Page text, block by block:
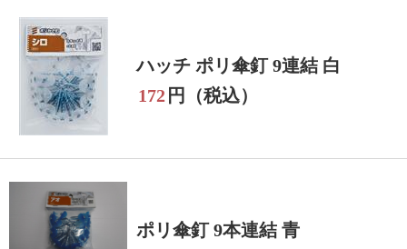
ハッチ ポリ傘釘 9連結 白
172 円（税込）
ポリ傘釘 9本連結 青